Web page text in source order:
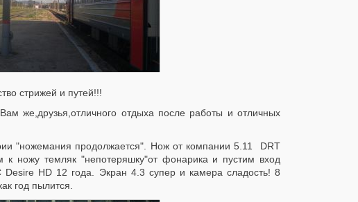
стрижей и путей!!!
же,друзья,отличного отдыха после работы и отличных
"ножемания продолжается". Нож от компании 5.11 DRT
ножу темляк "непотеряшку"от фонарика и пустим вход
HD 12 года. Экран 4.3 супер и камера сладость! 8
год пылится.